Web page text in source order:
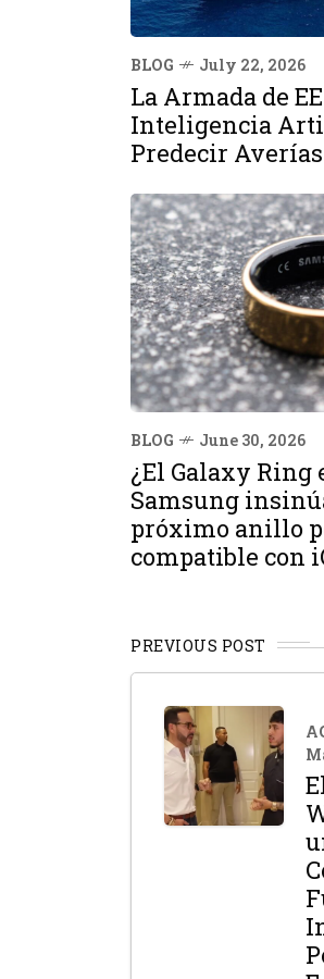
BLOG July 22, 2026
La Armada de
Inteligencia
Predecir
BLOG June 30, 2026
¿El Galaxy Ring
Samsung
próximo anillo
compatible con
PREVIOUS POST